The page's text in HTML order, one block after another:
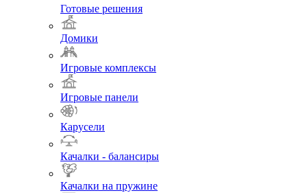
Готовые решения
Домики
Игровые комплексы
Игровые панели
Карусели
Качалки - балансиры
Качалки на пружине